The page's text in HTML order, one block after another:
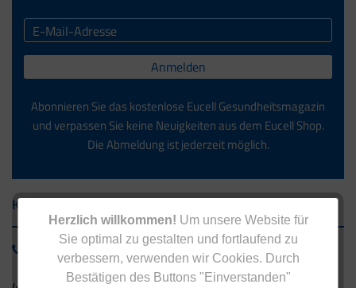
Herzlich willkommen! Um unsere Website für
Sie optimal zu gestalten und fortlaufend zu
verbessern, verwenden wir Cookies. Durch
Bestätigen des Buttons "Einverstanden"
Anmelden
Abonnieren Sie das kostenlose Eucell Gesundheitsmagazin
und verpassen Sie keine Neuigkeiten aus dem Eucell Shop.
Die Abmeldung ist jederzeit möglich.
Kontakt
0800 - 1 38 23 55